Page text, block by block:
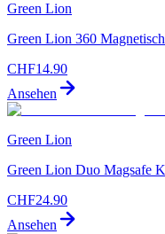
Green Lion
Green Lion 360
CHF14.90
Ansehen
Green Lion
Green Lion Duo Magsafe
CHF24.90
Ansehen